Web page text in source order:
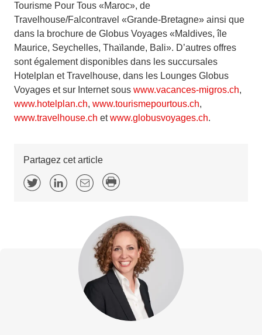
Tourisme Pour Tous «Maroc», de
Travelhouse/Falcontravel «Grande-Bretagne» ainsi que
dans la brochure de Globus Voyages «Maldives, île
Maurice, Seychelles, Thaïlande, Bali». D’autres offres
sont également disponibles dans les succursales
Hotelplan et Travelhouse, dans les Lounges Globus
Voyages et sur Internet sous www.vacances-migros.ch,
www.hotelplan.ch, www.tourismepourtous.ch,
www.travelhouse.ch etwww.globusvoyages.ch.
Partagez cet article